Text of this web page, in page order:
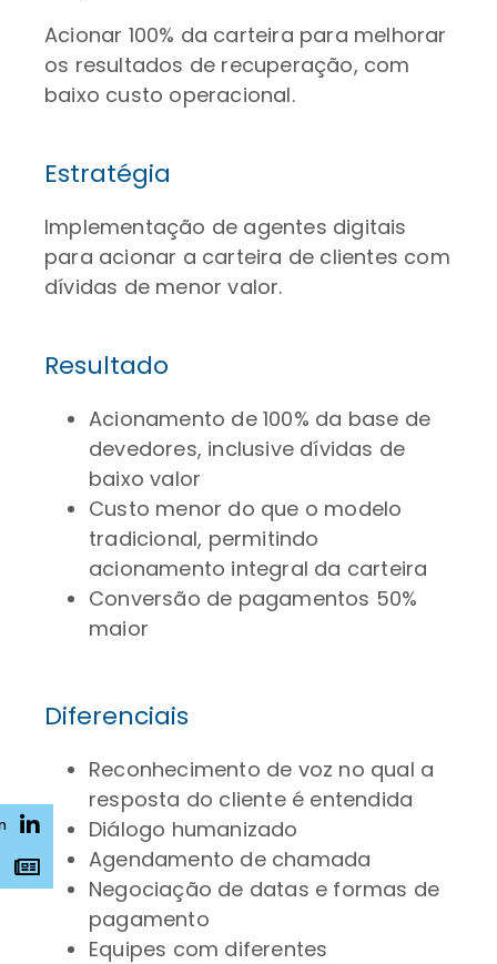
Acionar 100% da carteira para melhorar
os resultados de recuperação, com
baixo custo operacional.
Estratégia
Implementação de agentes digitais
para acionar a carteira de clientes com
dívidas de menor valor.
Resultado
Acionamento de 100% da base de
devedores, inclusive dívidas de
baixo valor
Custo menor do que o modelo
tradicional, permitindo
acionamento integral da carteira
Conversão de pagamentos 50%
maior
Diferenciais
Reconhecimento de voz no qual a
resposta do cliente é entendida
Diálogo humanizado
Agendamento de chamada
Negociação de datas e formas de
pagamento
Equipes com diferentes